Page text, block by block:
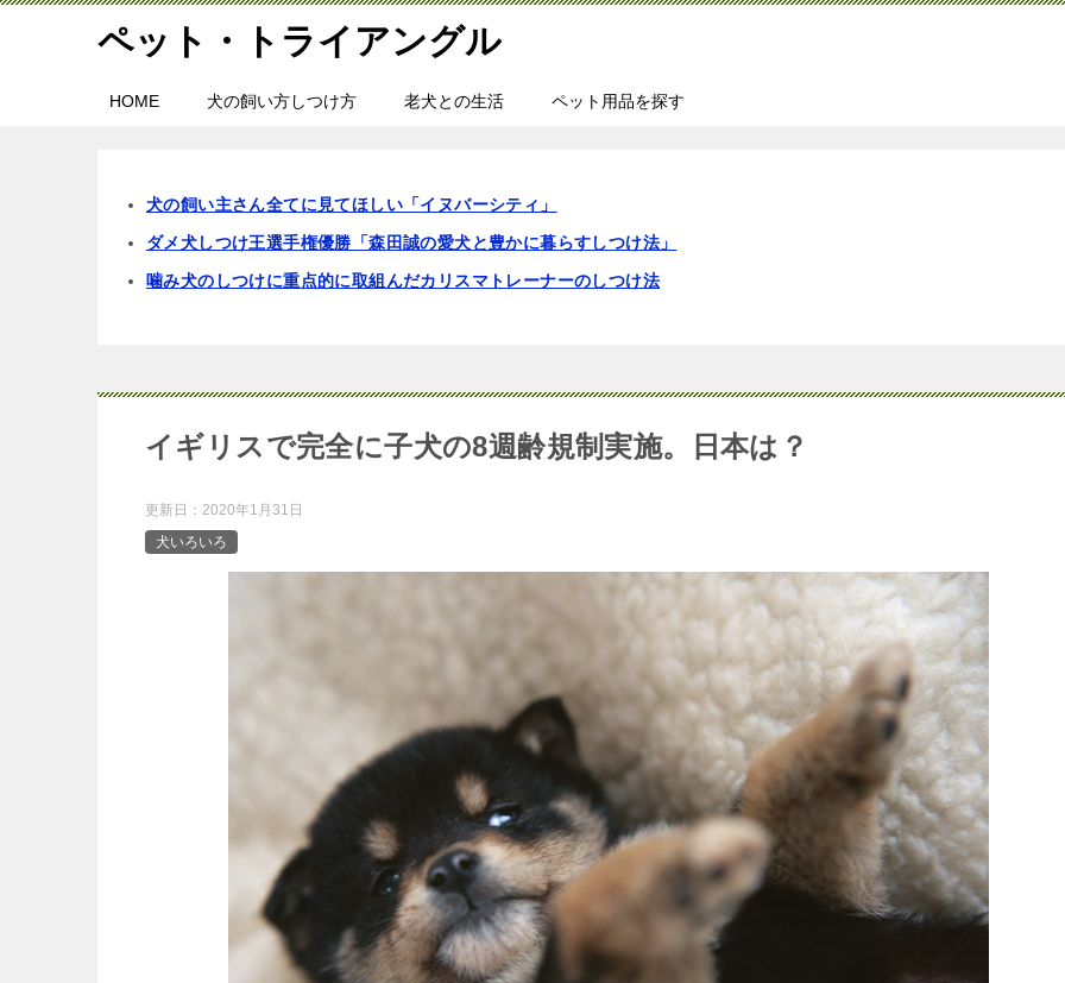
ペット・トライアングル
HOME 犬の飼い方しつけ方 老犬との生活 ペット用品を探す
犬の飼い主さん全てに見てほしい「イヌバーシティ」
ダメ犬しつけ王選手権優勝「森田誠の愛犬と豊かに暮らすしつけ法」
噛み犬のしつけに重点的に取組んだカリスマトレーナーのしつけ法
イギリスで完全に子犬の8週齢規制実施。日本は？
更新日： 2020年1月31日
犬いろいろ